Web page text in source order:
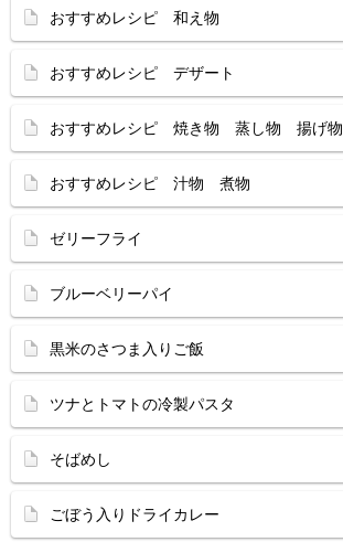
おすすめレシピ 和え物
おすすめレシピ デザート
おすすめレシピ 焼き物 蒸し物 揚げ物
おすすめレシピ 汁物 煮物
ゼリーフライ
ブルーベリーパイ
黒米のさつま入りご飯
ツナとトマトの冷製パスタ
そばめし
ごぼう入りドライカレー